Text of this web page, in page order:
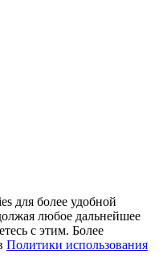
для более удобной
любое дальнейшее
с этим. Более
Политики использования